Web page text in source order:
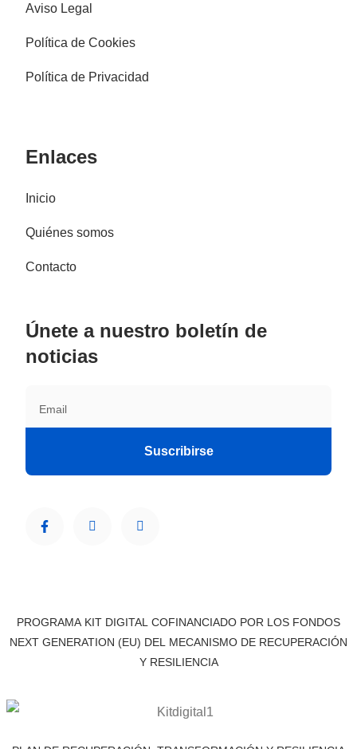
Aviso Legal
Política de Cookies
Política de Privacidad
Enlaces
Inicio
Quiénes somos
Contacto
Únete a nuestro boletín de
noticias
Suscribirse
PROGRAMA KIT DIGITAL COFINANCIADO POR LOS FONDOS
NEXT GENERATION (EU) DEL MECANISMO DE RECUPERACIÓN
Y RESILIENCIA